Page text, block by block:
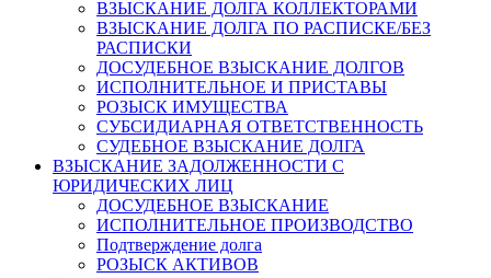
ВЗЫСКАНИЕ ДОЛГА КОЛЛЕКТОРАМИ
ВЗЫСКАНИЕ ДОЛГА ПО РАСПИСКЕ/БЕЗ
РАСПИСКИ
ДОСУДЕБНОЕ ВЗЫСКАНИЕ ДОЛГОВ
ИСПОЛНИТЕЛЬНОЕ И ПРИСТАВЫ
РОЗЫСК ИМУЩЕСТВА
СУБСИДИАРНАЯ ОТВЕТСТВЕННОСТЬ
СУДЕБНОЕ ВЗЫСКАНИЕ ДОЛГА
ВЗЫСКАНИЕ ЗАДОЛЖЕННОСТИ С
ЮРИДИЧЕСКИХ ЛИЦ
ДОСУДЕБНОЕ ВЗЫСКАНИЕ
ИСПОЛНИТЕЛЬНОЕ ПРОИЗВОДСТВО
Подтверждение долга
РОЗЫСК АКТИВОВ